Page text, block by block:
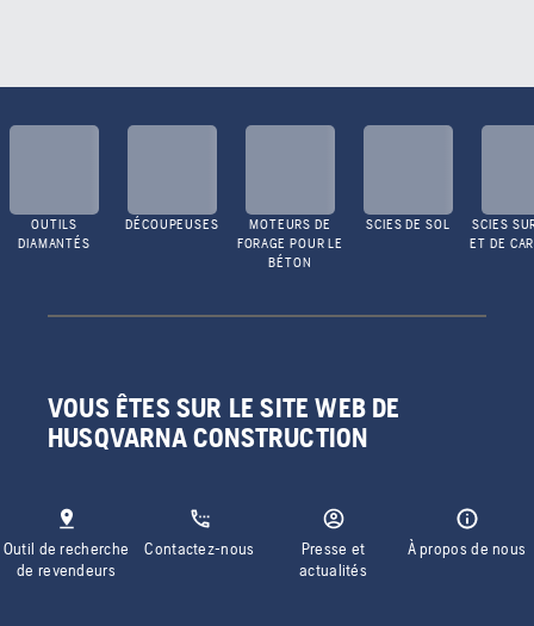
OUTILS
DIAMANTÉS
DÉCOUPEUSES
MOTEURS DE
FORAGE POUR LE
BÉTON
SCIES DE SOL
SCIES
ET DE
VOUS ÊTES SUR LE SITE WEB DE
HUSQVARNA CONSTRUCTION
Outil de recherche
de revendeurs
Contactez-nous
Presse et
actualités
À propos de nous